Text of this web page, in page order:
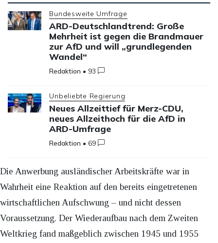
Bundesweite Umfrage
ARD-Deutschlandtrend: Große
Mehrheit ist gegen die Brandmauer
zur AfD und will „grundlegenden
Wandel“
Redaktion • 93
Unbeliebte Regierung
Neues Allzeittief für Merz-CDU,
neues Allzeithoch für die AfD in
ARD-Umfrage
Redaktion •69
Die Anwerbung ausländischer Arbeitskräfte war in
Wahrheit eine Reaktion auf den bereits eingetretenen
wirtschaftlichen Aufschwung – und nicht dessen
Voraussetzung. Der Wiederaufbau nach dem Zweiten
Weltkrieg fand maßgeblich zwischen 1945 und 1955